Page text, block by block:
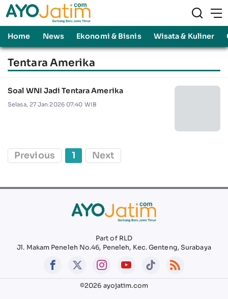
Home News Ekonomi & Bisnis Wisata & Kuliner
Tentara Amerika
Soal WNI Jadi Tentara Amerika
Selasa, 27 Jan 2026 07:40 WIB
Previous 1 Next
Part of RLD
Jl. Makam Peneleh No.46, Peneleh, Kec. Genteng, Surabaya
©2026 ayojatim.com